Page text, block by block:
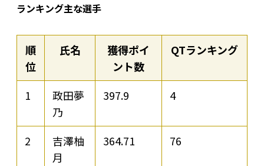
ランキング主な選手
順
位
氏名
獲得ポイ
ント数
QTランキング
1
政田夢
乃
397.9 4
2
吉澤柚
月
364.71 76